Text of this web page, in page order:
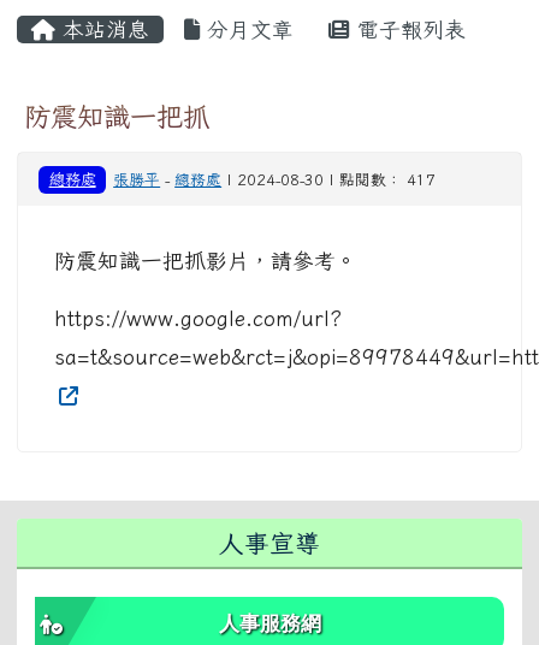
本站消息 分月文章 電子報列表
防震知識一把抓
總務處 張勝平 - 總務處 | 2024-08-30 | 點閱數： 417
防震知識一把抓影片，請參考。
https://www.google.com/url?
人事宣導
人事服務網